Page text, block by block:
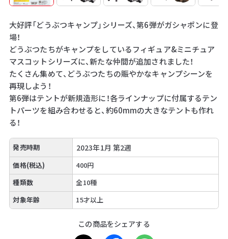
大好評「どうぶつキャンプ」シリーズ、第6弾がガシャポンに登
場！
どうぶつたちがキャンプをしているフィギュア&ミニチュア
マスコットシリーズに、新たな仲間が追加されました！
たくさん集めて、どうぶつたちの賑やかなキャンプシーンを
再現しよう！
第6弾はテントが新規造形に！各ラインナップに付属するテン
トパーツを組み合わせると、約60mmの大きなテントも作れ
る！
発売時期 2023年1月 第2週
価格(税込)
400円
種類数
全10種
対象年齢
15才以上
この商品をシェアする